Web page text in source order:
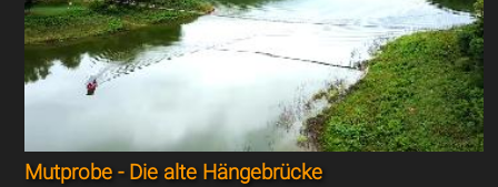
Mutprobe - Die alte Hängebrücke